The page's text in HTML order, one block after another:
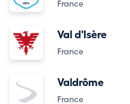
France
Val d'Isère
France
Valdrôme
France